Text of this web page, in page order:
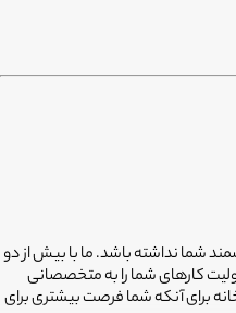
شما نداشته باشد. ما با بیش از دو
کارهای شما را به متخصصانی
برای آنکه شما فرصت بیشتری برای